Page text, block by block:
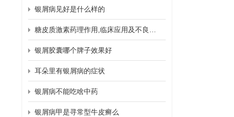
银屑病见好是什么样的
银屑胶囊哪个牌子效果好
耳朵里有银屑病的症状
银屑病不能吃啥中药
银屑病甲是寻常型牛皮癣么